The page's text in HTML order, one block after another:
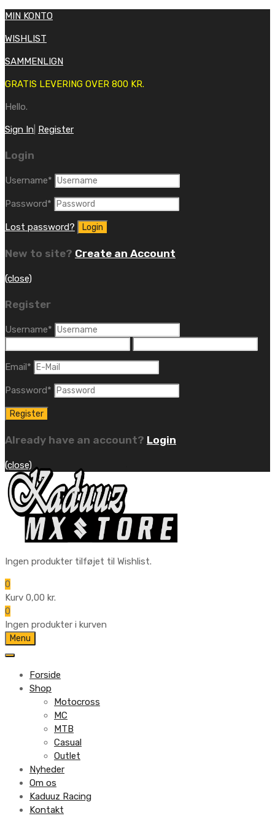
MIN KONTO
WISHLIST
SAMMENLIGN
GRATIS LEVERING OVER 800 KR.
Hello.
Sign In Register
Login
Username*
Password*
Lost password?
New to site? Create an Account
(close)
Register
Username*
Email*
Password*
Already have an account? Login
(close)
Ingen produkter tilføjet til Wishlist.
0
Kurv 0,00 kr.
0
Ingen produkter i kurven
Menu
Forside
Shop
Motocross
MC
MTB
Casual
Outlet
Nyheder
Om os
Kaduuz Racing
Kontakt